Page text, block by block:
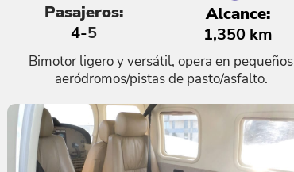
Pasajeros:
4-5
Alcance:
1,350 km
Bimotor ligero y versátil, opera en pequeños
aeródromos/pistas de pasto/asfalto.